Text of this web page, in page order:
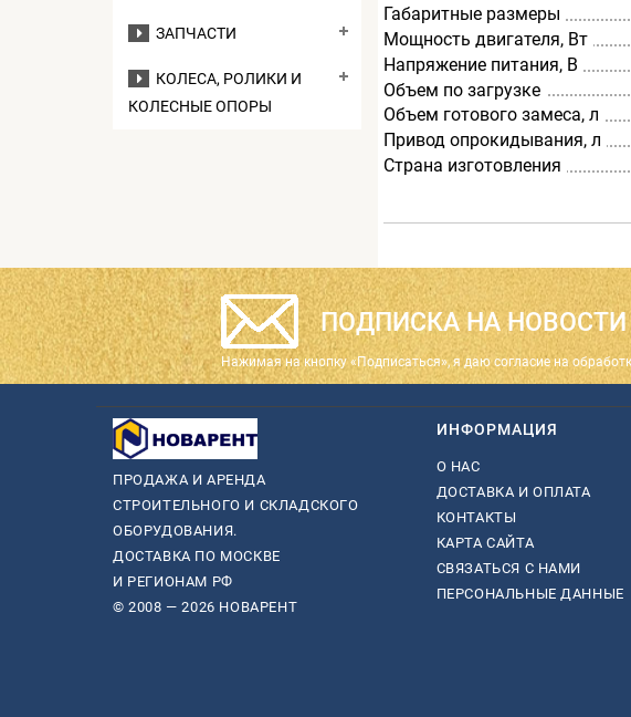
ЗАПЧАСТИ
КОЛЕСА, РОЛИКИ И
КОЛЕСНЫЕ ОПОРЫ
Габаритные размеры
Мощность двигателя, Вт
Напряжение питания, В
Объем по загрузке
Объем готового замеса, л
Привод опрокидывания, л
Страна изготовления
ПОДПИСКА НА НОВОСТИ
Нажимая на кнопку «Подписаться», я даю cогласие на
ПРОДАЖА И АРЕНДА
СТРОИТЕЛЬНОГО И СКЛАДСКОГО
ОБОРУДОВАНИЯ.
ДОСТАВКА ПО МОСКВЕ
И РЕГИОНАМ РФ
© 2008 — 2026 НОВАРЕНТ
ИНФОРМАЦИЯ
О НАС
ДОСТАВКА И ОПЛАТА
КОНТАКТЫ
КАРТА САЙТА
СВЯЗАТЬСЯ С НАМИ
ПЕРСОНАЛЬНЫЕ ДАННЫЕ